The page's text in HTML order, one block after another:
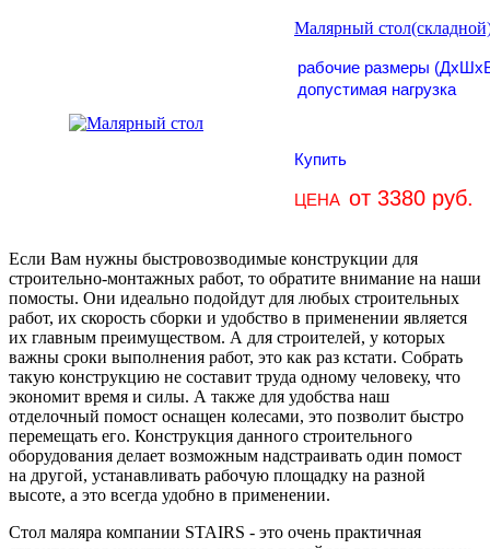
Малярный стол
рабочие размеры
допустимая нагрузка
Купить
ЦЕНА от 3380 руб.
Если Вам нужны быстровозводимые конструкции для
строительно-монтажных работ, то обратите внимание на наши
помосты. Они идеально подойдут для любых строительных
работ, их скорость сборки и удобство в применении является
их главным преимуществом. А для строителей, у которых
важны сроки выполнения работ, это как раз кстати. Собрать
такую конструкцию не составит труда одному человеку, что
экономит время и силы. А также для удобства наш
отделочный помост оснащен колесами, это позволит быстро
перемещать его. Конструкция данного строительного
оборудования делает возможным надстраивать один помост
на другой, устанавливать рабочую площадку на разной
высоте, а это всегда удобно в применении.
Стол маляра компании STAIRS - это очень практичная